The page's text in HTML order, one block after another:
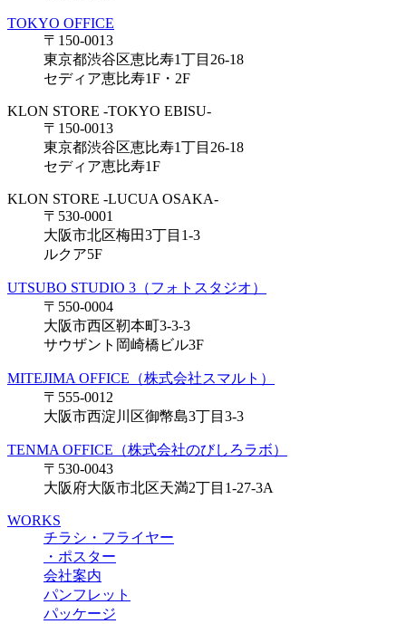
TOKYO OFFICE
〒150-0013
東京都渋谷区恵比寿1丁目26-18
セディア恵比寿1F・2F
KLON STORE -TOKYO EBISU-
〒150-0013
東京都渋谷区恵比寿1丁目26-18
セディア恵比寿1F
KLON STORE -LUCUA OSAKA-
〒530-0001
大阪市北区梅田3丁目1-3
ルクア5F
UTSUBO STUDIO 3（フォトスタジオ）
〒550-0004
大阪市西区靭本町3-3-3
サウザント岡崎橋ビル3F
MITEJIMA OFFICE（株式会社スマルト）
〒555-0012
大阪市西淀川区御幣島3丁目3-3
TENMA OFFICE（株式会社のびしろラボ）
〒530-0043
大阪府大阪市北区天満2丁目1-27-3A
WORKS
チラシ・フライヤー
・ポスター
会社案内
パンフレット
パッケージ